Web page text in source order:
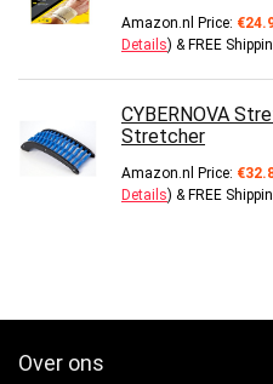
Amazon.nl Price: €
Details) & FREE
CYBERNOVA
Stretcher
Amazon.nl Price: €
Details) & FREE
Over ons